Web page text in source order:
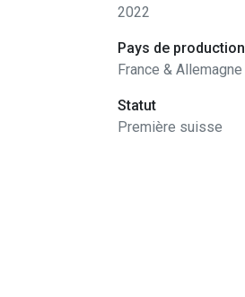
2022
Pays de production
France & Allemagne
Statut
Première suisse